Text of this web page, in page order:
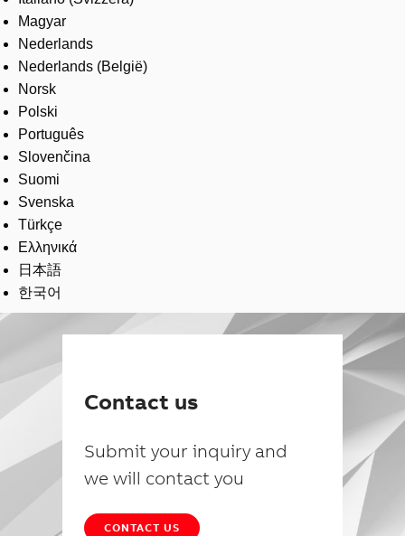
Magyar
Nederlands
Nederlands (België)
Norsk
Polski
Português
Slovenčina
Suomi
Svenska
Türkçe
Ελληνικά
日本語
한국어
Contact us
Submit your inquiry and
we will contact you
CONTACT US